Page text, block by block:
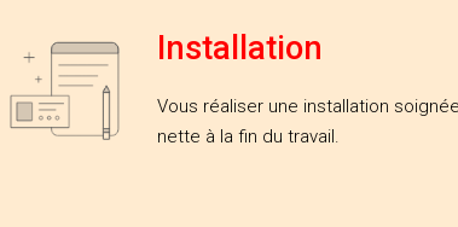
Installation
Vous réaliser une installation
nette à la fin du travail.